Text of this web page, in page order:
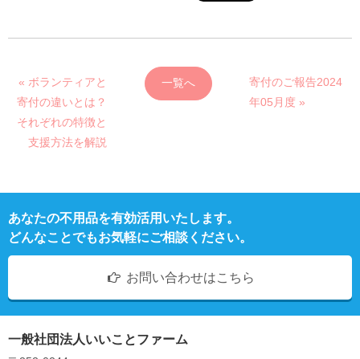
« ボランティアと
寄付の違いとは？
それぞれの特徴と
支援方法を解説
一覧へ
寄付のご報告2024
年05月度 »
あなたの不用品を有効活用いたします。
どんなことでもお気軽にご相談ください。
お問い合わせはこちら
一般社団法人いいことファーム